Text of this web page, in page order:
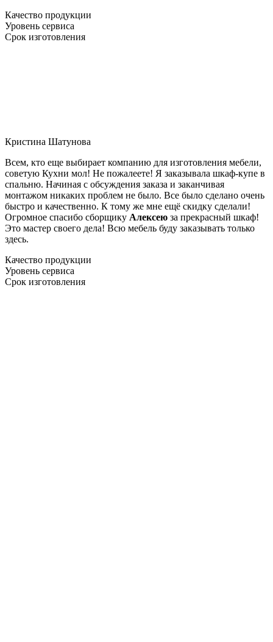
Качество продукции
Уровень сервиса
Срок изготовления
Кристина Шатунова
Всем, кто еще выбирает компанию для изготовления мебели,
советую Кухни мол! Не пожалеете! Я заказывала шкаф-купе в
спальню. Начиная с обсуждения заказа и заканчивая
монтажом никаких проблем не было. Все было сделано очень
быстро и качественно. К тому же мне ещё скидку сделали!
Огромное спасибо сборщику Алексею за прекрасный шкаф!
Это мастер своего дела! Всю мебель буду заказывать только
здесь.
Качество продукции
Уровень сервиса
Срок изготовления